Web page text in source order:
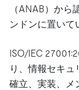
お問い合わ
（ANAB）か
ンドンに置いて
ISO/IEC
り、情報セキュ
確立、実装、メ